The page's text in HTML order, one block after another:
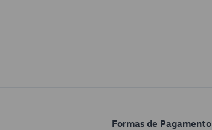
Formas de Pagamento